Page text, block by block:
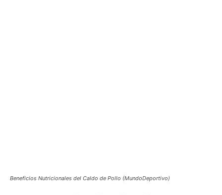
Beneficios Nutricionales del Caldo de Pollo (MundoDeportivo)